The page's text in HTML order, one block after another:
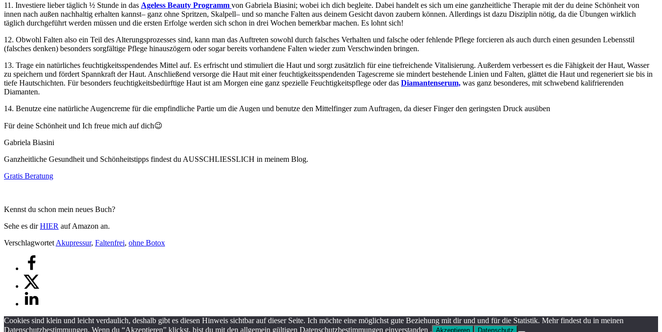
11. Investiere lieber täglich ½ Stunde in das Ageless Beauty Programm von Gabriela Biasini; wobei ich dich begleite. Dabei handelt es sich um eine ganzheitliche Therapie mit der du deine Schönheit von
innen nach außen nachhaltig erhalten kannst– ganz ohne Spritzen, Skalpell– und so manche Falten aus deinem Gesicht davon zaubern können. Allerdings ist dazu Disziplin nötig, da die Übungen wirklich
täglich durchgeführt werden müssen und die ersten Erfolge werden sich schon in drei Wochen bemerkbar machen. Es lohnt sich!
12. Obwohl Falten also ein Teil des Alterungsprozesses sind, kann man das Auftreten sowohl durch falsches Verhalten und falsche oder fehlende Pflege forcieren als auch durch einen gesunden Lebensstil
(falsches denken) besonders sorgfältige Pflege hinauszögern oder sogar bereits vorhandene Falten wieder zum Verschwinden bringen.
13. Trage ein natürliches feuchtigkeitsspendendes Mittel auf. Es erfrischt und stimuliert die Haut und sorgt zusätzlich für eine tiefreichende Vitalisierung. Außerdem verbessert es die Fähigkeit der Haut, Wasser
zu speichern und fördert Spannkraft der Haut. Anschließend versorge die Haut mit einer feuchtigkeitsspendenden Tagescreme sie mindert bestehende Linien und Falten, glättet die Haut und regeneriert sie bis in
tiefe Hautschichten. Für besonders feuchtigkeitsbedürftige Haut ist am Morgen eine ganz spezielle Feuchtigkeitspflege oder das Diamantenserum, was ganz besonderes, mit schwebend kalifrierenden
Diamanten.
14. Benutze eine natürliche Augencreme für die empfindliche Partie um die Augen und benutze den Mittelfinger zum Auftragen, da dieser Finger den geringsten Druck ausüben
Für deine Schönheit und Ich freue mich auf dich😉
Gabriela Biasini
Ganzheitliche Gesundheit und Schönheitstipps findest du AUSSCHLIESSLICH in meinem Blog.
Gratis Beratung
Kennst du schon mein neues Buch?
Sehe es dirHIER auf Amazon an.
Verschlagwortet Akupressur, Faltenfrei, ohne Botox
Cookies sind klein und leicht verdaulich, deshalb gibt es diesen Hinweis sichtbar auf dieser Seite. Ich möchte eine möglichst gute Beziehung mit dir und und für die Statistik. Mehr findest du in meinen
Datenschutzbestimmungen. Wenn du “Akzeptieren” klickst, bist du mit den allgemein gültigen Datenschutzbestimmungen einverstanden . Akzeptieren Datenschutz